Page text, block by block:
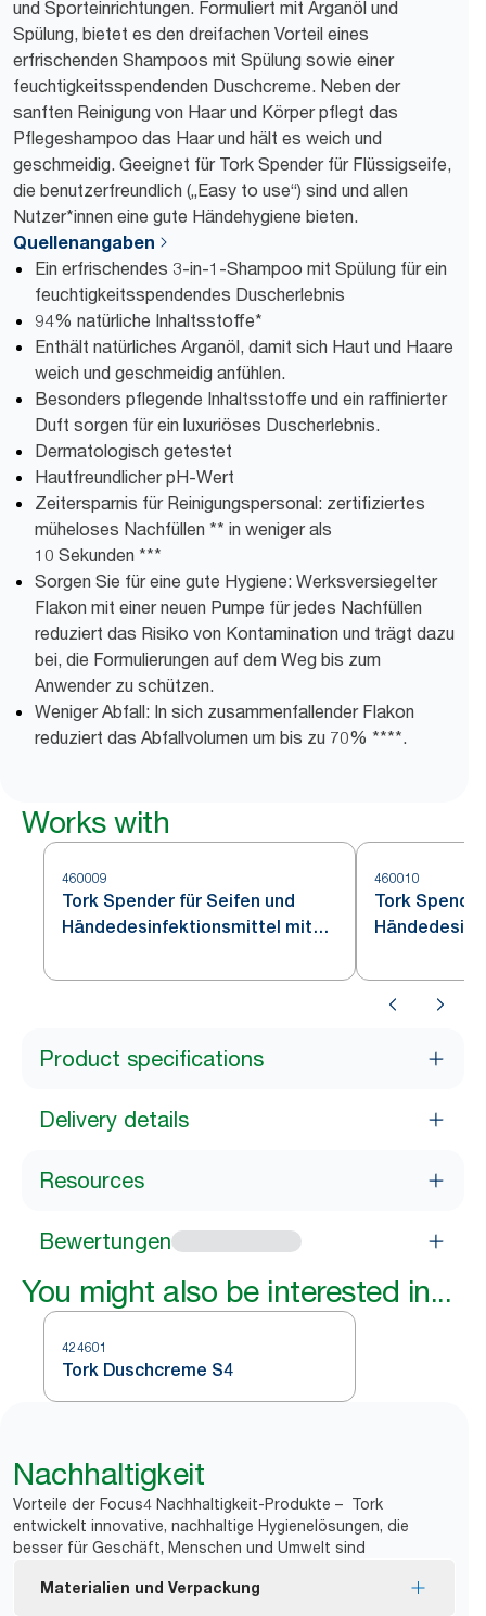
und Sporteinrichtungen. Formuliert mit Arganöl und
Spülung, bietet es den dreifachen Vorteil eines
erfrischenden Shampoos mit Spülung sowie einer
feuchtigkeitsspendenden Duschcreme. Neben der
sanften Reinigung von Haar und Körper pflegt das
Pflegeshampoo das Haar und hält es weich und
geschmeidig. Geeignet für Tork Spender für Flüssigseife,
die benutzerfreundlich („Easy to use“) sind und allen
Nutzer*innen eine gute Händehygiene bieten.
Quellenangaben
Ein erfrischendes 3-in-1-Shampoo mit Spülung für ein
feuchtigkeitsspendendes Duscherlebnis
94% natürliche Inhaltsstoffe*
Enthält natürliches Arganöl, damit sich Haut und Haare
weich und geschmeidig anfühlen.
Besonders pflegende Inhaltsstoffe und ein raffinierter
Duft sorgen für ein luxuriöses Duscherlebnis.
Dermatologisch getestet
Hautfreundlicher pH-Wert
Zeitersparnis für Reinigungspersonal: zertifiziertes
müheloses Nachfüllen ** in weniger als
10 Sekunden ***
Sorgen Sie für eine gute Hygiene: Werksversiegelter
Flakon mit einer neuen Pumpe für jedes Nachfüllen
reduziert das Risiko von Kontamination und trägt dazu
bei, die Formulierungen auf dem Weg bis zum
Anwender zu schützen.
Weniger Abfall: In sich zusammenfallender Flakon
reduziert das Abfallvolumen um bis zu 70% ****.
Works with
460009
Tork Spender für Seifen und
Händedesinfektionsmittel mit
460010
Tork
Product specifications
Delivery details
Resources
Bewertungen
You might also be interested in...
424601
Tork Duschcreme S4
Nachhaltigkeit
Vorteile der Focus4 Nachhaltigkeit-Produkte – Tork
entwickelt innovative, nachhaltige Hygienelösungen, die
besser für Geschäft, Menschen und Umwelt sind
Materialien und Verpackung